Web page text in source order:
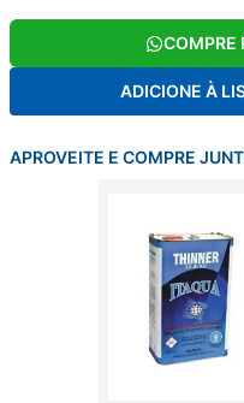
COMPRE
ADICIONE À
APROVEITE E COMPRE